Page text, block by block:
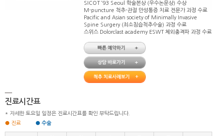
SICOT ‘93 Seoul 학술본상 (우수논문상) 수상
M-puncture 척추-관절 만성통증 치료 전문가 과정 수료
Pacific and Asian society of Minimally Invasive
Spine Surgery (최소침습척추수술) 과정 수료
스위스 Dolorclast academy ESWT 체외충격파 과정 수료
진료시간표
* 자세한 토요일 일정은 진료시간표를 확인 부탁드립니다.
● 진료 ● 수술